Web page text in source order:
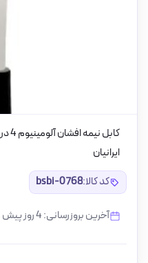
ایرانیان
کد کالا:bsbi-0768
آخرین بروزرسانی: 4 روز پیش